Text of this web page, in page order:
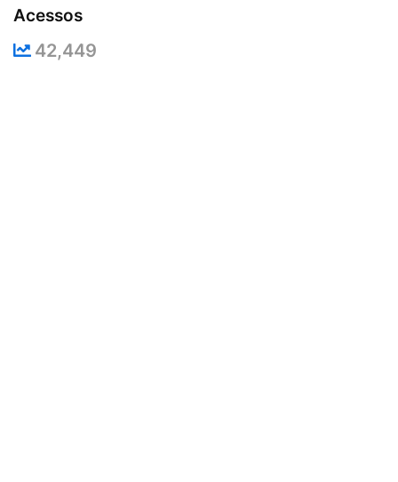
Acessos
42,449